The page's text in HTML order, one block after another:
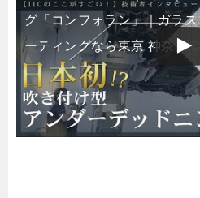
グ「コンフォラン」｜ガラ
ーティングなら東京 神奈川